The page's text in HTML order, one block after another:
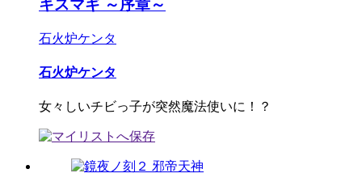
キスマギ ～序章～
石火炉ケンタ
石火炉ケンタ
女々しいチビっ子が突然魔法使いに！？